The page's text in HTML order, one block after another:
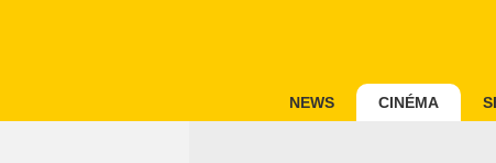
NEWS CINÉMA